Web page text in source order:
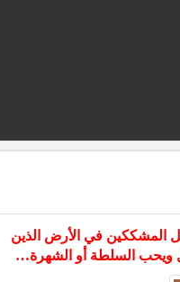
المشككين في الأرض الذين
ويحب السلطة أو الشهرة…